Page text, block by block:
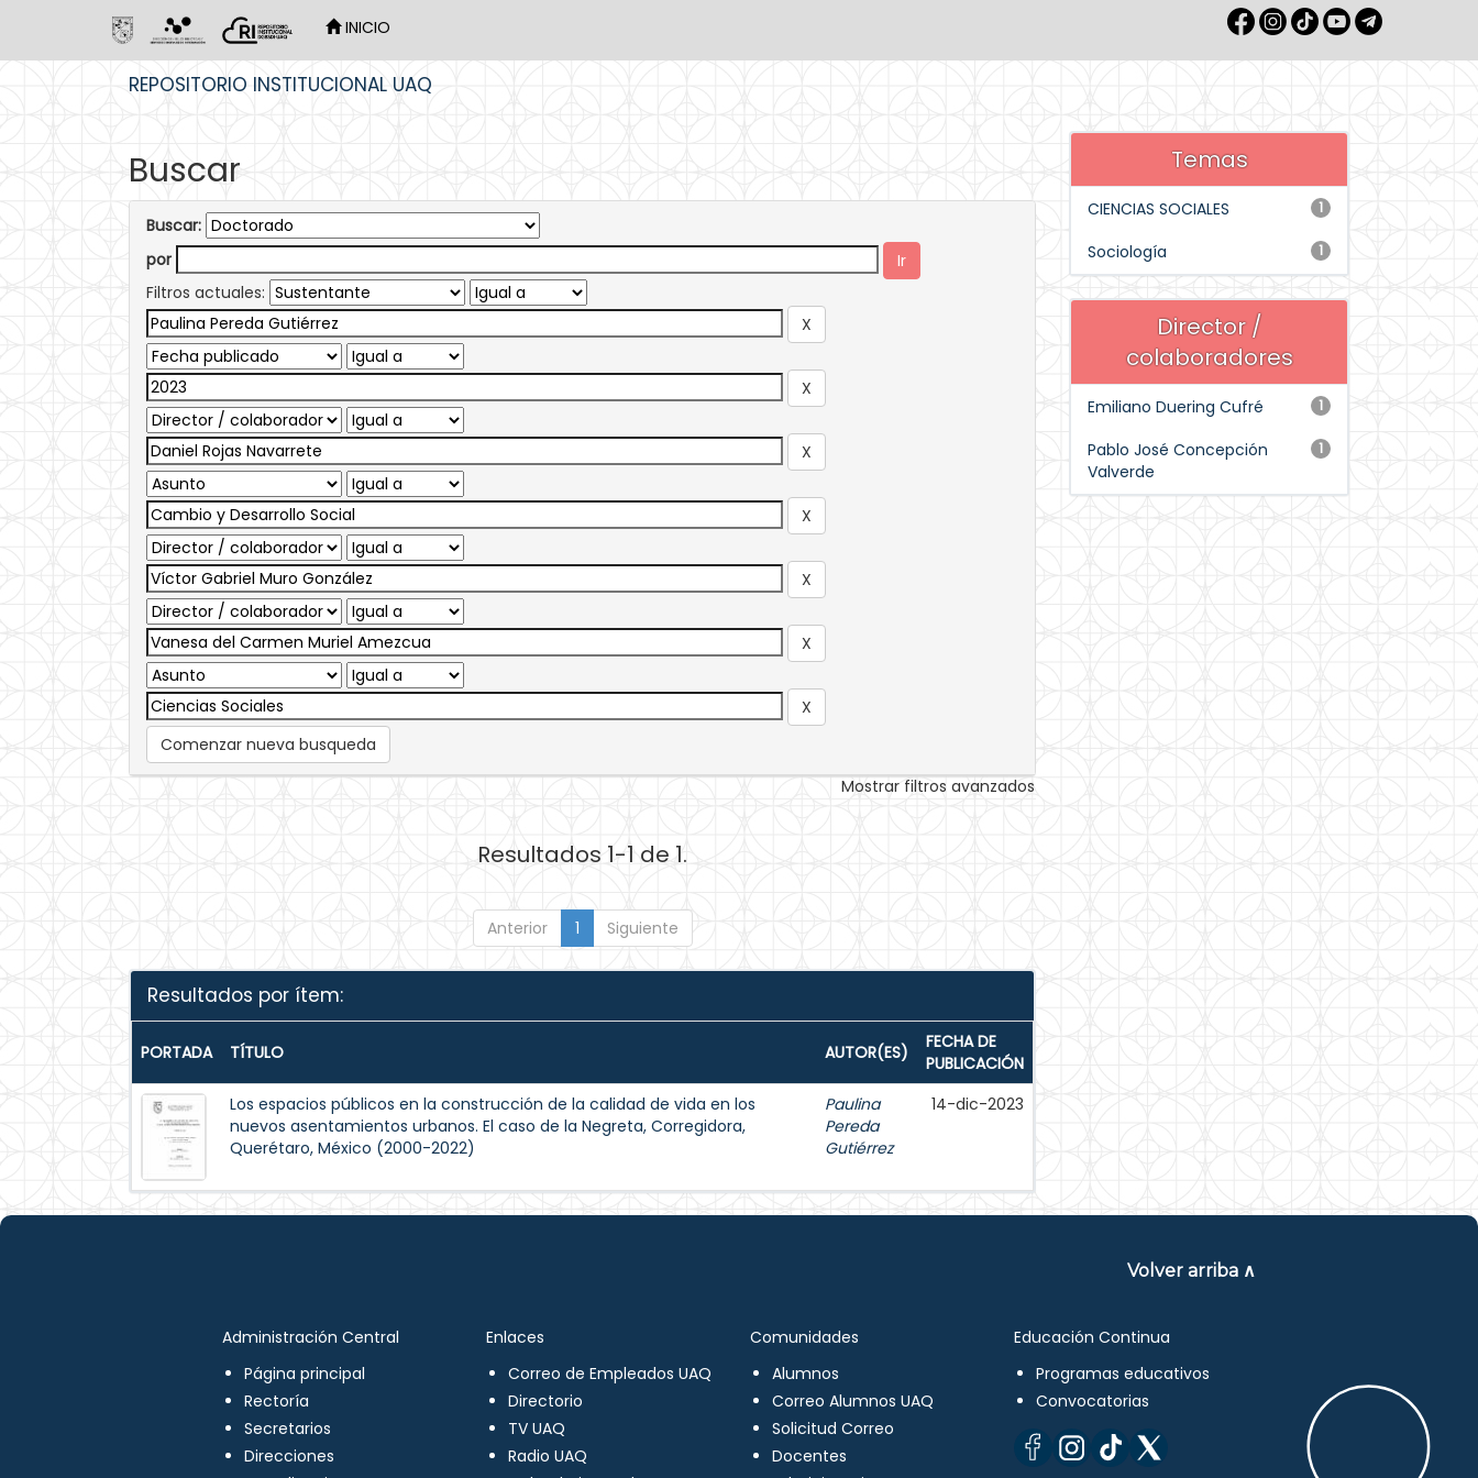
INICIO
REPOSITORIO INSTITUCIONAL UAQ
Buscar
Buscar:
por
Filtros actuales:
Comenzar nueva busqueda
Mostrar filtros avanzados
Resultados 1-1 de 1.
Anterior 1 Siguiente
Resultados por ítem:
PORTADA TÍTULO AUTOR(ES)
FECHA DE
PUBLICACIÓN
Los espacios públicos en la construcción de la calidad de vida en los
nuevos asentamientos urbanos. El caso de la Negreta, Corregidora,
Querétaro, México (2000-2022)
Paulina
Pereda
Gutiérrez
14-dic-2023
Temas
1
CIENCIAS SOCIALES
1
Sociología
Director /
colaboradores
1
Emiliano Duering Cufré
1
Pablo José Concepción
Valverde
Volver arriba ∧
Administración Central
Página principal
Rectoría
Secretarios
Direcciones
Enlaces
Correo de Empleados UAQ
Directorio
TV UAQ
Radio UAQ
Comunidades
Alumnos
Correo Alumnos UAQ
Solicitud Correo
Docentes
Educación Continua
Programas educativos
Convocatorias